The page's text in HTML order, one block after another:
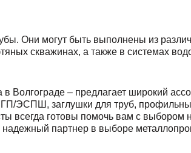
Они могут быть выполнены из
скважинах, а также в системах
Волгограде – предлагает широкий
ЭСПШ, заглушки для труб,
всегда готовы помочь вам с выбором
партнер в выборе